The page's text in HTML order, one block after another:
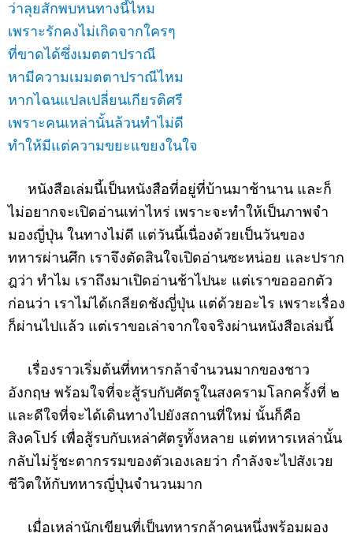
ว่าลุยสักพบหนทางนี้ไหม
เพราะรักคงไม่เกิดจากใครๆ
ที่ขาดได้ซึ่งเมตตาปราณี
หามีความเมมตตาปราณีไหม
หากไฉนแปลเปลี่ยนเกียรติศรี
เพราะคนเหล่านั้นล้วนทำไม่ดี
ทำให้มีแต่ความขยะแขยงในใจ
หนังสือเล่มนี้เป็นหนังสือที่อยู่ที่บ้านมาช้านาน และก็
ไม่อยากจะเปิดอ่านเท่าไหร่ เพราะจะทำให้เป็นภาพจำ
มองญี่ปุ่น ในทางไม่ดี แต่วันนี้เนื่องด้วยเป็นวันของ
ทหารผ่านศึก เราจึงตัดสินใจเปิดอ่านซะหน่อย และปราก
ฎว่า ทำไม เราถึงมาเปิดอ่านช้าไปนะ แต่เราขอออกตัว
ก่อนว่า เราไม่ได้เกลียดชังญี่ปุ่น แต่ด้วยอะไร เพราะเรื่อง
ก็ผ่านไปแล้ว แต่เราขอเล่าจากใจจริงผ่านหนังสือเล่มนี้
เรื่องราวเริ่มต้นที่ทหารกล้าจำนวนมากของชาว
อังกฤษ พร้อมใจที่จะสู้รบกับศัตรูในสงครามโลกครั้งที่ ๒
และดีใจที่จะได้เดินทางไปยังสถานที่ใหม่ นั้นก็คือ
สิงคโปร์ เพื่อสู้รบกับเหล่าศัตรูทั้งหลาย แต่ทหารเหล่านั้น
กลับไม่รู้ชะตากรรมของตัวเองเลยว่า กำลังจะไปสังเวย
ชีวิตให้กับทหารญี่ปุ่นจำนวนมาก
เมื่อเหล่านักเขียนที่เป็นทหารกล้าคนหนึ่งพร้อมผอง